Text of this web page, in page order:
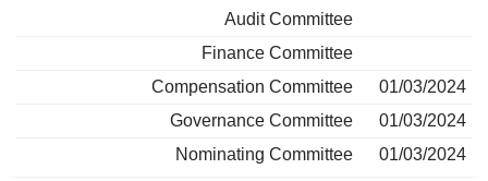
Audit Committee
Finance Committee
Compensation Committee
01/03/2024
Governance Committee
01/03/2024
Nominating Committee
01/03/2024